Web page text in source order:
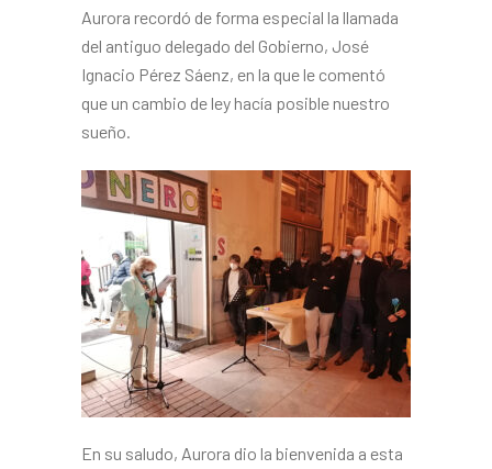
Aurora recordó de forma especial la llamada
del antiguo delegado del Gobierno, José
Ignacio Pérez Sáenz, en la que le comentó
que un cambio de ley hacía posible nuestro
sueño.
En su saludo, Aurora dio la bienvenida a esta